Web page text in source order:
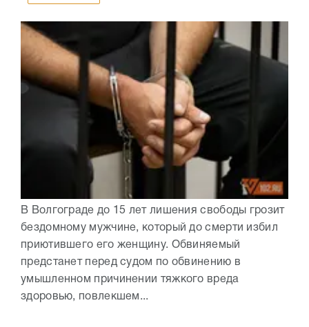
В Волгограде до 15 лет лишения свободы грозит
бездомному мужчине, который до смерти избил
приютившего его женщину. Обвиняемый
предстанет перед судом по обвинению в
умышленном причинении тяжкого вреда
здоровью, повлекшем...